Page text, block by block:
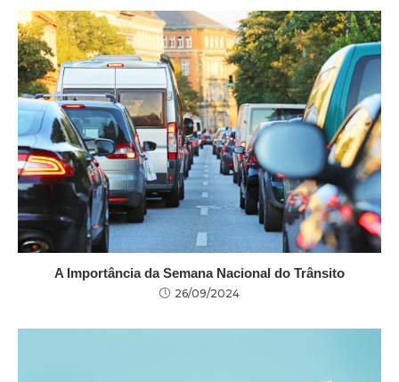
A Importância da Semana Nacional do Trânsito
26/09/2024